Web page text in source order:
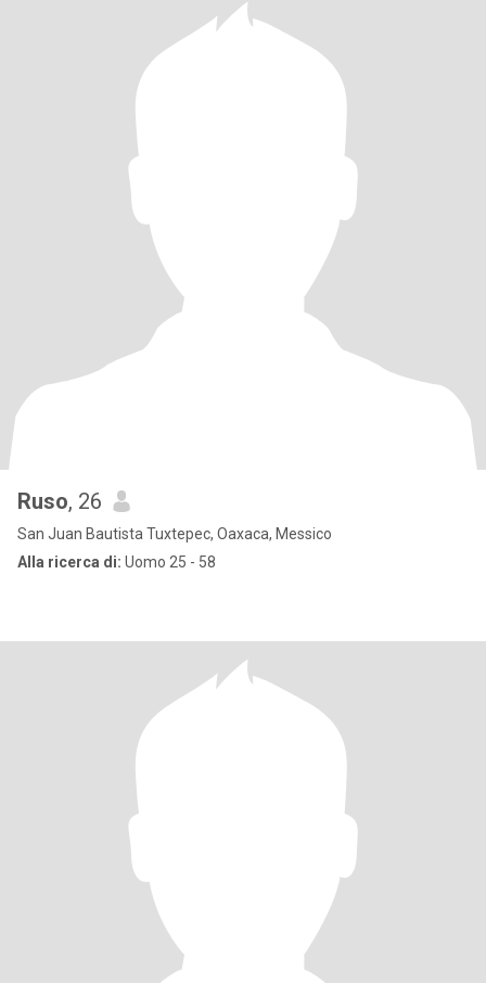
Ruso, 26
San Juan Bautista Tuxtepec, Oaxaca, Messico
Alla ricerca di: Uomo 25 - 58